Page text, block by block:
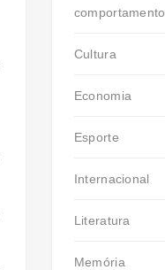
comportamento
Cultura
Economia
Esporte
Internacional
Literatura
Memória